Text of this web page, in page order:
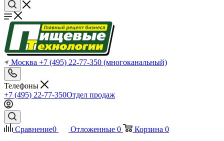
Москва +7 (495) 22-77-350 (многоканальный)
Телефоны
+7 (495) 22-77-350Отдел продаж
Сравнение0 Отложенные 0 Корзина 0